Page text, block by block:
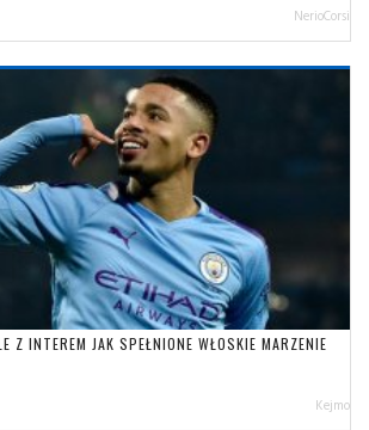
NerioCorsi
Z INTEREM JAK SPEŁNIONE WŁOSKIE MARZENIE
Kejmo